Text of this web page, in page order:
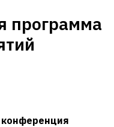
программа
конференция